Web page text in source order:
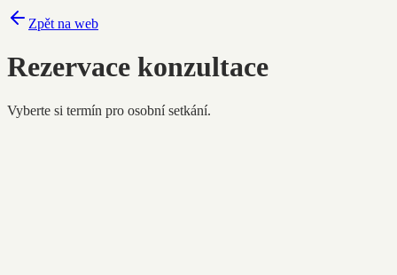
Zpět na web
Rezervace konzultace
Vyberte si termín pro osobní setkání.